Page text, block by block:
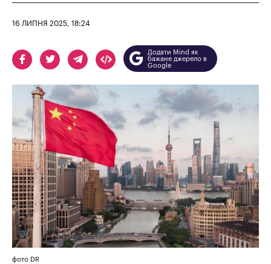
16 ЛИПНЯ 2025, 18:24
Додати Mind як
бажане джерело в
Google
фото DR